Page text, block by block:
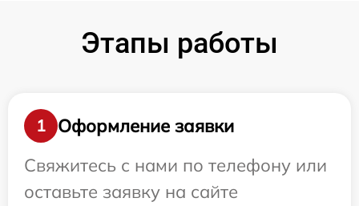
Этапы работы
1
Оформление заявки
Свяжитесь с нами по телефону или
оставьте заявку на сайте